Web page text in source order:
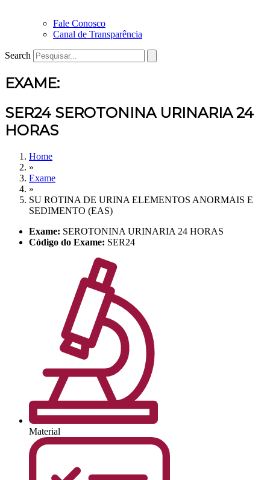
Fale Conosco
Canal de Transparência
Search
EXAME:
SER24 SEROTONINA URINARIA 24
HORAS
Home
»
Exame
»
SU ROTINA DE URINA ELEMENTOS ANORMAIS E
SEDIMENTO (EAS)
Exame: SEROTONINA URINARIA 24 HORAS
Código do Exame: SER24
Material